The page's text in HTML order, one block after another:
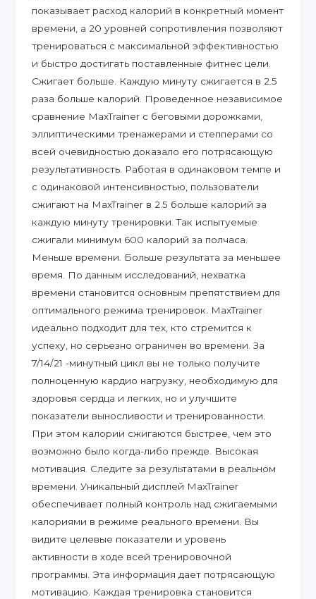
показывает расход калорий в конкретный момент
времени, а 20 уровней сопротивления позволяют
тренироваться с максимальной эффективностью
и быстро достигать поставленные фитнес цели.
Сжигает больше. Каждую минуту сжигается в 2.5
раза больше калорий. Проведенное независимое
сравнение MaxTrainer с беговыми дорожками,
эллиптическими тренажерами и степперами со
всей очевидностью доказало его потрясающую
результативность. Работая в одинаковом темпе и
с одинаковой интенсивностью, пользователи
сжигают на MaxTrainer в 2.5 больше калорий за
каждую минуту тренировки. Так испытуемые
сжигали минимум 600 калорий за полчаса.
Меньше времени. Больше результата за меньшее
время. По данным исследований, нехватка
времени становится основным препятствием для
оптимального режима тренировок. MaxTrainer
идеально подходит для тех, кто стремится к
успеху, но серьезно ограничен во времени. За
7/14/21 -минутный цикл вы не только получите
полноценную кардио нагрузку, необходимую для
здоровья сердца и легких, но и улучшите
показатели выносливости и тренированности.
При этом калории сжигаются быстрее, чем это
возможно было когда-либо прежде. Высокая
мотивация. Следите за результатами в реальном
времени. Уникальный дисплей МахТrainer
обеспечивает полный контроль над сжигаемыми
калориями в режиме реального времени. Вы
видите целевые показатели и уровень
активности в ходе всей тренировочной
программы. Эта информация дает потрясающую
мотивацию. Каждая тренировка становится